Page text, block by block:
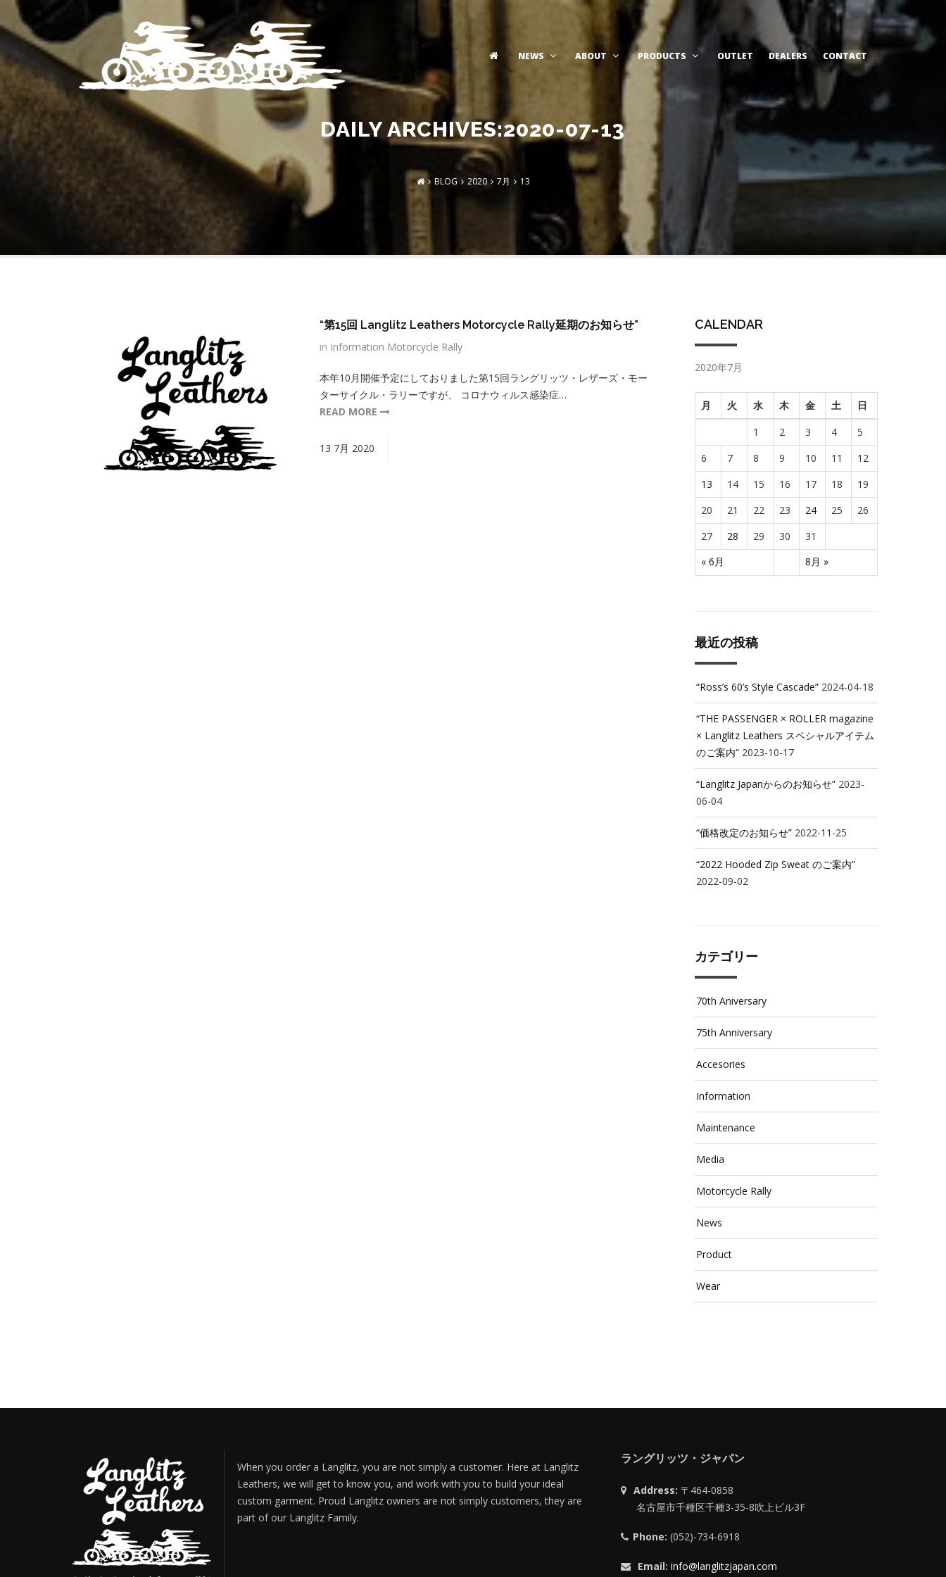
NEWS ABOUT PRODUCTS OUTLET DEALERS CONTACT
DAILY ARCHIVES:2020-07-13
BLOG 2020 7月 13
“第15回 Langlitz Leathers Motorcycle Rally延期のお知らせ”
in Information Motorcycle Rally
本年10月開催予定にしておりました第15回ラングリッツ・レザーズ・モー
ターサイクル・ラリーですが、 コロナウィルス感染症…
READ MORE
13 7月 2020
CALENDAR
2020年7月
月 火 水 木 金 土 日
« 6月 8月 »
1 2 3 4
5
6
7 8 9 10 11
12
13
14 15 16 17 18
19
20
21 22 23 24 25
26
27
28 29 30 31
最近の投稿
“Ross’s 60’s Style Cascade” 2024-04-18
“THE PASSENGER × ROLLER magazine
× Langlitz Leathers スペシャルアイテム
のご案内“ 2023-10-17
“Langlitz Japanからのお知らせ” 2023-
06-04
“価格改定のお知らせ” 2022-11-25
“2022 Hooded Zip Sweat のご案内”
2022-09-02
カテゴリー
70th Aniversary
75th Anniversary
Accesories
Information
Maintenance
Media
Motorcycle Rally
News
Product
Wear
When you order a Langlitz, you are not simply a customer. Here at Langlitz
Leathers, we will get to know you, and work with you to build your ideal
custom garment. Proud Langlitz owners are not simply customers, they are
part of our Langlitz Family.
ラングリッツ・ジャパン
Address: 〒464-0858
名古屋市千種区千種3-35-8吹上ビル3F
Phone: (052)-734-6918
Email: info@langlitzjapan.com